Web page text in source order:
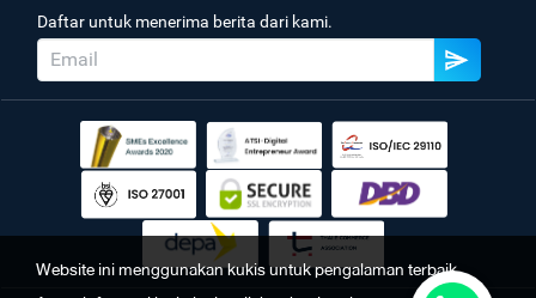
Daftar untuk menerima berita dari kami.
Website ini menggunakan kukis untuk pengalaman terbaik